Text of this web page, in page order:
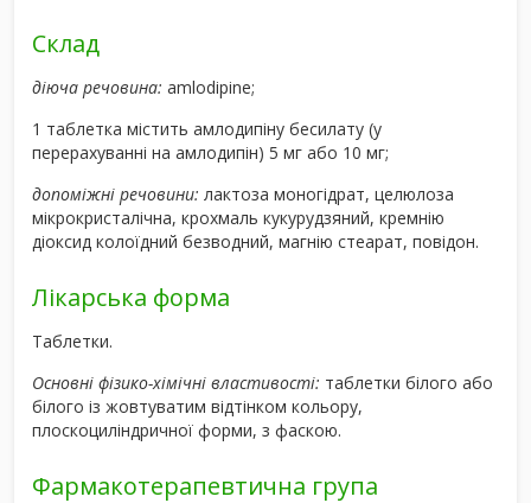
Склад
діюча речовина: amlodipine;
1 таблетка містить амлодипіну бесилату (у
перерахуванні на амлодипін) 5 мг або 10 мг;
допоміжні речовини: лактоза моногідрат, целюлоза
мікрокристалічна, крохмаль кукурудзяний, кремнію
діоксид колоїдний безводний, магнію стеарат, повідон.
Лікарська форма
Таблетки.
Основні фізико-хімічні властивості: таблетки білого або
білого із жовтуватим відтінком кольору,
плоскоциліндричної форми, з фаскою.
Фармакотерапевтична група